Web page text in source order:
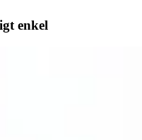
enkel